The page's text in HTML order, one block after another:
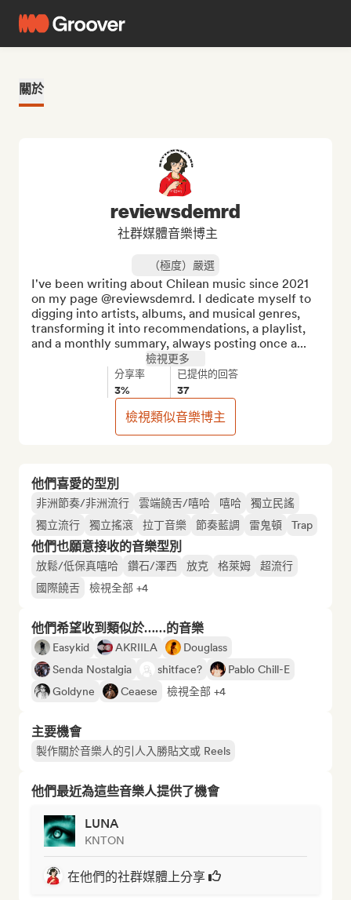
關於
他們喜愛的型別
非洲節奏/非洲流行 雲端饒舌/嘻哈 嘻哈
獨立民謠
獨立流行
獨立搖滾 拉丁音樂 節奏藍調 雷鬼頓 Trap
他們也願意接收的音樂型別
放鬆/低保真嘻哈 鑽石/澤西 放克 格萊姆
超流行
國際饒舌
檢視全部 +4
他們希望收到類似於……的音樂
Easykid AKRIILA
Douglass
Senda Nostalgia
shitface?
Pablo Chill-E
Goldyne
Ceaese 檢視全部 +4
主要機會
製作關於音樂人的引人入勝貼文或 Reels
他們最近為這些音樂人提供了機會
LUNA
KNTON
在他們的社群媒體上分享
reviewsdemrd
社群媒體音樂博主
（極度）嚴選
I've been writing about Chilean music since 2021
on my page @reviewsdemrd. I dedicate myself to
digging into artists, albums, and musical genres,
transforming it into recommendations, a playlist,
and a monthly summary, always posting once a...
檢視更多
分享率
3%
已提供的回答
37
檢視類似音樂博主